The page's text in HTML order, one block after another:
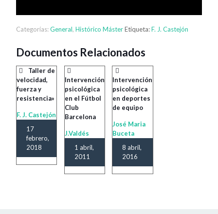
Categorías:General, Histórico MásterEtiqueta:F. J. Castejón
Documentos Relacionados
Taller de
velocidad,
fuerza y
resistencia»
F. J. Castejón
17
febrero,
2018
Intervención
psicológica
en el Fútbol
Club
Barcelona
J.Valdés
1 abril,
2011
Intervención
psicológica
en deportes
de equipo
José Maria
Buceta
8 abril,
2016